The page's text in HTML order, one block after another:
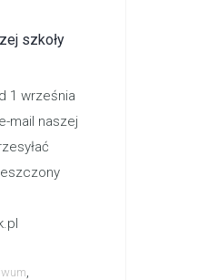
szkoły
1 września
mail naszej